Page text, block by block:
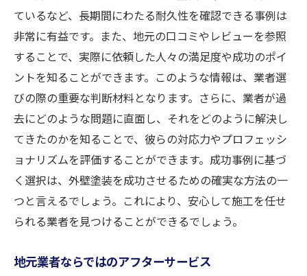
ているなど、長期間にわたる耐久性を確認できる事例は
非常に有益です。また、地元の口コミやレビューを参照
することで、実際に依頼した人々の満足度や成功のポイ
ントを知ることができます。このような情報は、業者選
びの際の重要な判断材料となります。さらに、業者が過
去にどのような問題に直面し、それをどのように解決し
てきたのかを知ることで、彼らの対応力やプロフェッシ
ョナリズムを評価することができます。成功事例に基づ
く選択は、外壁塗装を成功させるための確実な方法の一
つと言えるでしょう。これにより、安心して施工を任せ
られる業者を見つけることができるでしょう。
地元業者ならではのアフターサービス